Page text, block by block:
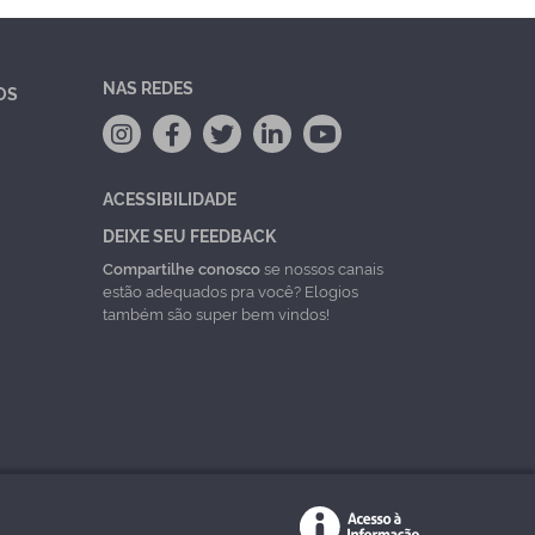
NAS REDES
ACESSIBILIDADE
DEIXE SEU FEEDBACK
Compartilhe conoscose nossos canais
estão adequados pra você? Elogios
também são super bem vindos!